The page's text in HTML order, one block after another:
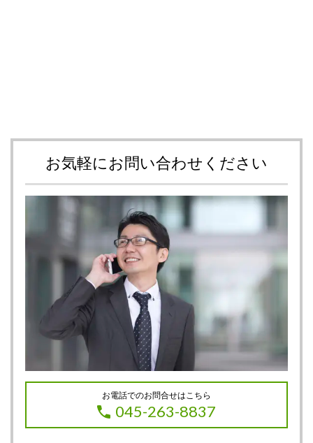
お気軽にお問い合わせください
お電話でのお問合せはこちら
045-263-8837